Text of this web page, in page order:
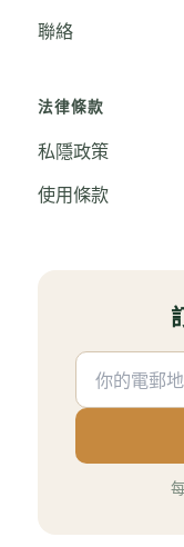
聯絡
法律條款
私隱政策
使用條款